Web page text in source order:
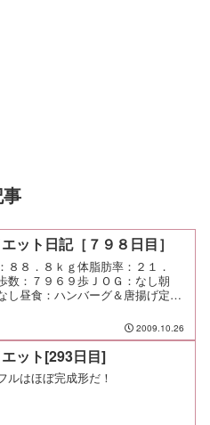
ット日記［７９８日目］
８８．８ｋｇ体脂肪率：２１．
数：７９６９歩ＪＯＧ：なし朝
し昼食：ハンバーグ＆唐揚げ定食※
特製ローストチキン間食：メモ：大
報！保育園は迎えに行くから良い
小学校はどうすべぇ。
2009.10.26
ット[293日目]
ルはほぼ完成形だ！